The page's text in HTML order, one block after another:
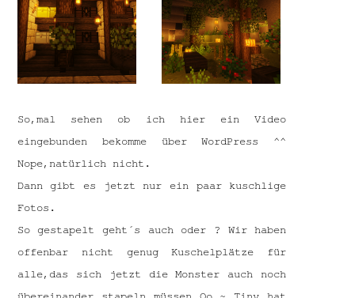
So,mal sehen ob ich hier ein Video
eingebunden bekomme über WordPress ^^
Nope,natürlich nicht.
Dann gibt es jetzt nur ein paar kuschlige
Fotos.
So gestapelt geht´s auch oder ? Wir haben
offenbar nicht genug Kuschelplätze für
alle,das sich jetzt die Monster auch noch